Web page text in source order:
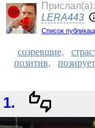
Прислал(a):
LERA443
Список
созревшие,
позитив, позирует
1.